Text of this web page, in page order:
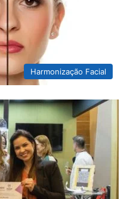
Harmonização Facial